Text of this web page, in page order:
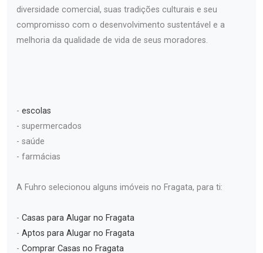
diversidade comercial, suas tradições culturais e seu
compromisso com o desenvolvimento sustentável e a
melhoria da qualidade de vida de seus moradores.
- escolas
- supermercados
- saúde
- farmácias
A Fuhro selecionou alguns imóveis no Fragata, para ti:
- Casas para Alugar no Fragata
- Aptos para Alugar no Fragata
- Comprar Casas no Fragata